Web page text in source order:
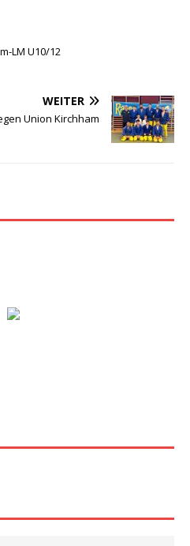
LM U10/12
WEITER
Union Kirchham